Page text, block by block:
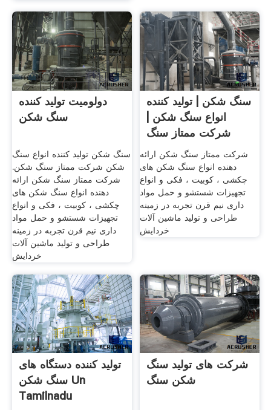
دولومیت تولید کننده
سنگ شکن
سنگ شکن تولید کننده انواع سنگ
شکن شرکت ممتاز سنگ شکن.
شرکت ممتاز سنگ شکن ارائه
دهنده انواع سنگ شکن های
چکشی ، کوبیت ، فکی و انواع
تجهیزات شستشو و حمل مواد
داری نيم قرن تجربه در زمينه
طراحی و توليد ماشين آلات
خردايش
سنگ شکن | تولید کننده
انواع سنگ شکن |
شرکت ممتاز سنگ
شکن
شرکت ممتاز سنگ شکن ارائه
دهنده انواع سنگ شکن های
چکشی ، کوبیت ، فکی و انواع
تجهیزات شستشو و حمل مواد
داری نيم قرن تجربه در زمينه
طراحی و توليد ماشين آلات
خردايش
تولید کننده دستگاه های
سنگ شکن Un
Tamilnadu
شرکت های تولید سنگ
شکن سنگ